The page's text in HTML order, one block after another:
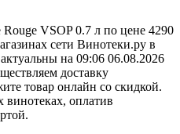
VSOP 0.7 л по цене 4290
сети Винотеки.ру в
на 09:06 06.08.2026
доставку
товар онлайн со скидкой.
оплатив